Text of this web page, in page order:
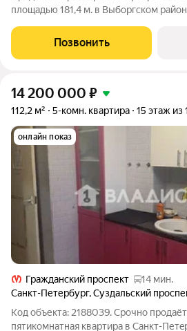
площадью 181,4 м. в Выборгском
расположенном доме, в одном из
зеленых районов города. Отличный
Позвонить
14 200 000 ₽
112,2 м² 5-комн. квартира 15 этаж из
онлайн показ
Гражданский проспект
14 мин.
Санкт-Петербург,Суздальский
Код объекта: 2188039. Cpочнo
пятикoмнатнaя кваpтиpа в Сaнкт-